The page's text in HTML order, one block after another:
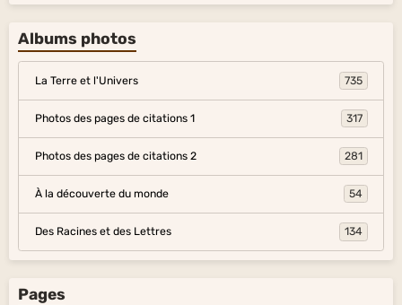
Albums photos
La Terre et l'Univers 735
Photos des pages de citations 1 317
Photos des pages de citations 2 281
À la découverte du monde 54
Des Racines et des Lettres 134
Pages